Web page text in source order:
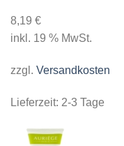
8,19 €
inkl. 19 % MwSt.
zzgl. Versandkosten
Lieferzeit: 2-3 Tage